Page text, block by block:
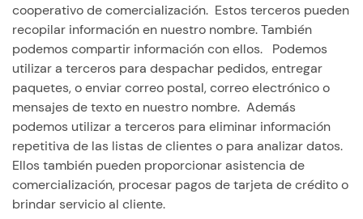
cooperativo de comercialización. Estos terceros pueden
recopilar información en nuestro nombre. También
podemos compartir información con ellos. Podemos
utilizar a terceros para despachar pedidos, entregar
paquetes, o enviar correo postal, correo electrónico o
mensajes de texto en nuestro nombre. Además
podemos utilizar a terceros para eliminar información
repetitiva de las listas de clientes o para analizar datos.
Ellos también pueden proporcionar asistencia de
comercialización, procesar pagos de tarjeta de crédito o
brindar servicio al cliente.